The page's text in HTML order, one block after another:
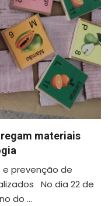
materiais
prevenção de
No dia 22 de
do ...